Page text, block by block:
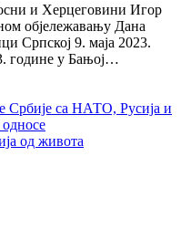
и Херцеговини Игор
објележавању Дана
Српској 9. маја 2023.
године у Бањој…
Србије са НАТО, Русија и
од живота